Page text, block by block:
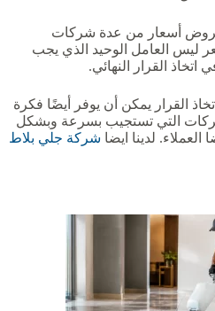
أسعار من عدة شركات
ليس العامل الوحيد الذي يجب
اتخاذ القرار النهائي.
القرار يمكن أن يوفر أيضًا فكرة
التي تستجيب بسرعة وبشكل
لدينا ايضا شركة جلي بلاط